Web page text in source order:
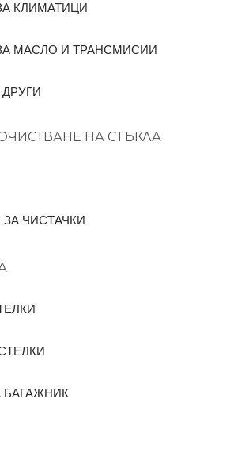
КЛИМАТИЦИ
МАСЛО И ТРАНСМИСИИ
НА СТЪКЛА
ЧИСТАЧКИ
БАГАЖНИК